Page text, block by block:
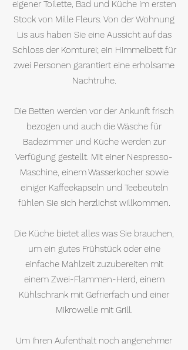
eigener Toilette, Bad und Küche im ersten
Stock von Mille Fleurs. Von der Wohnung
Lis aus haben Sie eine Aussicht auf das
Schloss der Komturei; ein Himmelbett für
zwei Personen garantiert eine erholsame
Nachtruhe.
Die Betten werden vor der Ankunft frisch
bezogen und auch die Wäsche für
Badezimmer und Küche werden zur
Verfügung gestellt. Mit einer Nespresso-
Maschine, einem Wasserkocher sowie
einiger Kaffeekapseln und Teebeuteln
fühlen Sie sich herzlichst willkommen.
Die Küche bietet alles was Sie brauchen,
um ein gutes Frühstück oder eine
einfache Mahlzeit zuzubereiten mit
einem Zwei-Flammen-Herd, einem
Kühlschrank mit Gefrierfach und einer
Mikrowelle mit Grill.
Um Ihren Aufenthalt noch angenehmer